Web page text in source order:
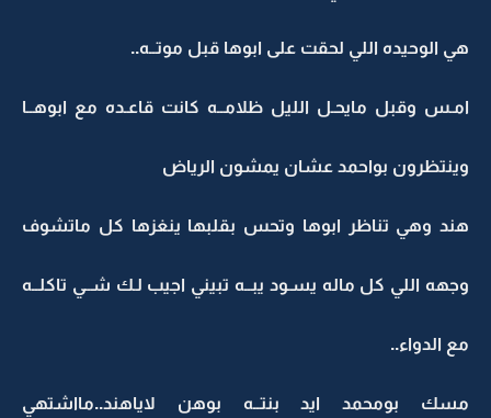
هي الوحيده اللي لحقت على ابوها قبل موتــه..
امـس وقبل مايحـل الليل ظلامــه كانت قاعـده مع ابوهــا
وينتظرون بواحمد عشان يمشون الرياض
هند وهي تناظر ابوها وتحس بقلبها ينغزها كل ماتشوف
وجهه اللي كل ماله يسـود يبــه تبيني اجيب لـك شــي تاكلــه
مع الدواء..
مسك بومحمد ايد بنتــه بوهن لاياهند..مااشتهي